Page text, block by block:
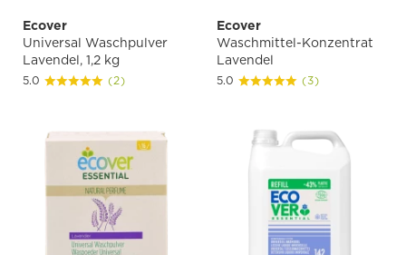
Ecover
Universal Waschpulver
Lavendel, 1,2 kg
5.0 (2)
Ecover
Waschmittel-Konzentrat
Lavendel
5.0 (3)